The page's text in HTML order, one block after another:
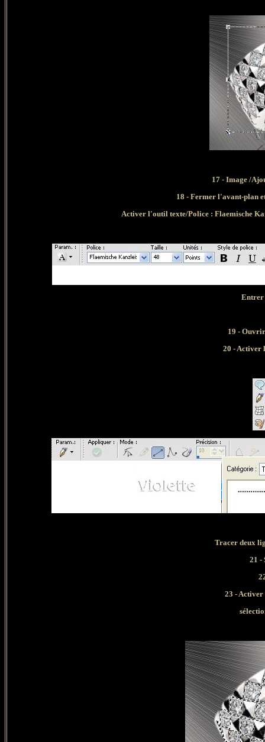
17 - Image /
18 - Fermer l'avant-plan
Activer l'outil texte/Police : Flaemische
Entrer
19 -
20 - Activer
Tracer deux
21 -
23 -